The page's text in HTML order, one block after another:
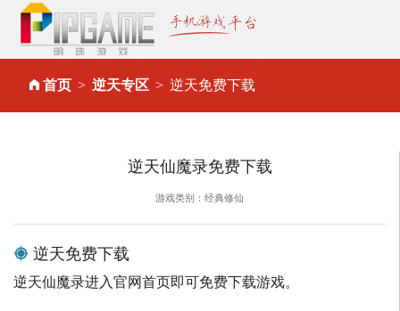
首页 逆天专区 逆天免费下载
逆天仙魔录免费下载
游戏类别：经典修仙
逆天免费下载
逆天仙魔录进入官网首页即可免费下载游戏。